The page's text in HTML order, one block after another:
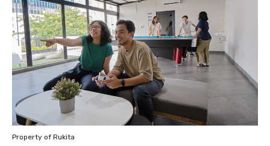
Property of Rukita